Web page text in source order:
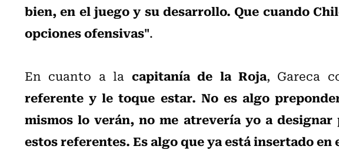
bien, en el juego y su desarrollo. Que cuando
opciones ofensivas".
En cuanto a la capitanía de la Roja, Gareca
referente y le toque estar. No es algo
mismos lo verán, no me atrevería yo a
estos referentes. Es algo que ya está insertado en